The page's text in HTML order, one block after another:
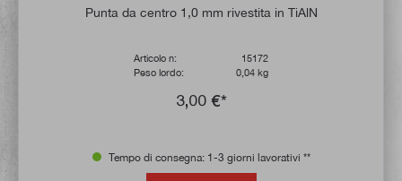
Valutazione media di 5 su 5 stelle
Punta da centro 1,0 mm rivestita in TiAlN
Articolo n:
15172
Peso lordo:
0,04 kg
3,00 €*
Tempo di consegna: 1-3 giorni lavorativi **